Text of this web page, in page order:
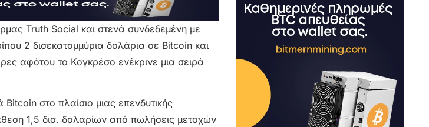
Truth Social και στενά συνδεδεμένη με
2 δισεκατομμύρια δολάρια σε Bitcoin και
αφότου το Κογκρέσο ενέκρινε μια σειρά
στο πλαίσιο μιας επενδυτικής
1,5 δισ. δολαρίων από πωλήσεις μετοχών